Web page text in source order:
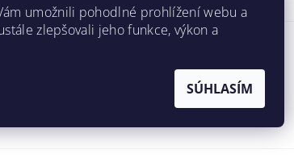
Kategória
umožnili pohodlné prohlížení webu a
zlepšovali jeho funkce, výkon a
SÚHLASÍM